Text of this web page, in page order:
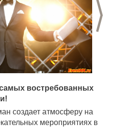
востребованных
создает атмосферу на
мероприятиях в